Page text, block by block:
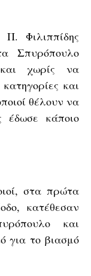
Φιλιππίδης
Σπυρόπουλο
χωρίς να
και
θέλουν να
έδωσε κάποιο
στα πρώτα
κατέθεσαν
και
για το βιασμό